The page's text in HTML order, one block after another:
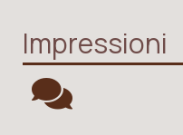
Impressioni